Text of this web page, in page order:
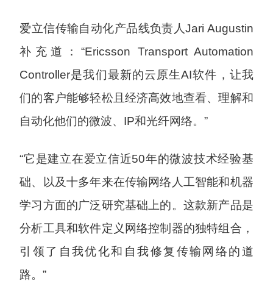
爱立信传输自动化产品线负责人Jari Augustin
补充道：“Ericsson Transport Automation
Controller是我们最新的云原生AI软件，让我
们的客户能够轻松且经济高效地查看、理解和
自动化他们的微波、IP和光纤网络。”
“它是建立在爱立信近50年的微波技术经验基
础、以及十多年来在传输网络人工智能和机器
学习方面的广泛研究基础上的。这款新产品是
分析工具和软件定义网络控制器的独特组合，
引领了自我优化和自我修复传输网络的道
路。”